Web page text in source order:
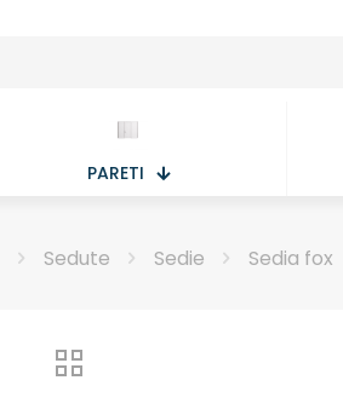
PARETI
Sedute Sedie Sedia fox